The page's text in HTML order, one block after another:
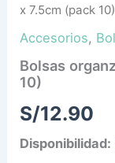
x 7.5cm (pack 10)
Accesorios,
Bolsas
10)
S/12.90
Disponibilidad: